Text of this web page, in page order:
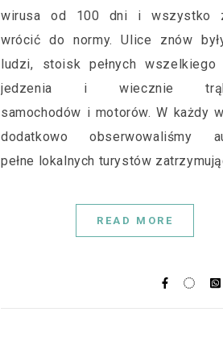
wirusa od 100 dni i wszystko
wrócić do normy. Ulice znów
ludzi, stoisk pełnych wszelkiego
jedzenia i wiecznie
samochodów i motorów. W każdy
dodatkowo obserwowaliśmy
pełne lokalnych turystów
READ MORE